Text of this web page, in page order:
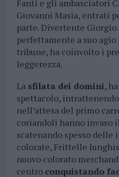
Fanti e gli ambasciatori
Giovanni Masia, entrati
parte. Divertente
perfettamente a suo agio
tribune, ha coinvolto i
leggerezza.
La sfilata dei domini,
spettacolo,
nell’attesa del primo
coriandoli hanno invaso
scatenando spesso
colorate, Frittelle
nuovo colorato
centro conquistando